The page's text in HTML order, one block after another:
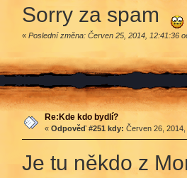
Sorry za spam
« Poslední změna: Červen 25, 2014, 12:41:36
Re:Kde kdo bydlí?
« Odpověď #251 kdy: Červen 26,
Je tu někdo z